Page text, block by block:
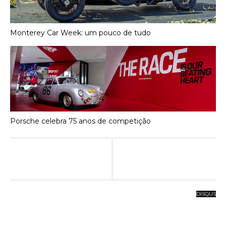
Monterey Car Week: um pouco de tudo
Porsche celebra 75 anos de competição
DISQUS